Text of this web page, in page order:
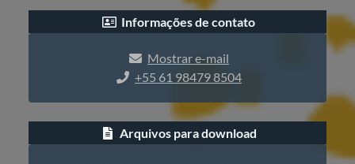
Informações de contato
Mostrar e-mail
+55 61 98479 8504
Arquivos para download